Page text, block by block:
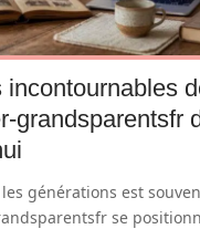
incontournables
grandsparentsfr
générations est
se